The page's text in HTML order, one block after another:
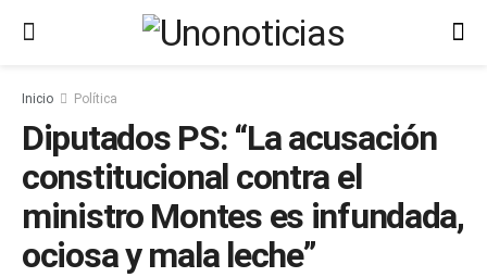
Inicio Política
Diputados PS: “La acusación
constitucional contra el
ministro Montes es infundada,
ociosa y mala leche”